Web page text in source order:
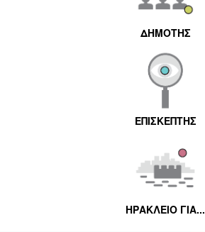
ΔΗΜΟΤΗΣ
ΕΠΙΣΚΕΠΤΗΣ
ΗΡΑΚΛΕΙΟ ΓΙΑ...